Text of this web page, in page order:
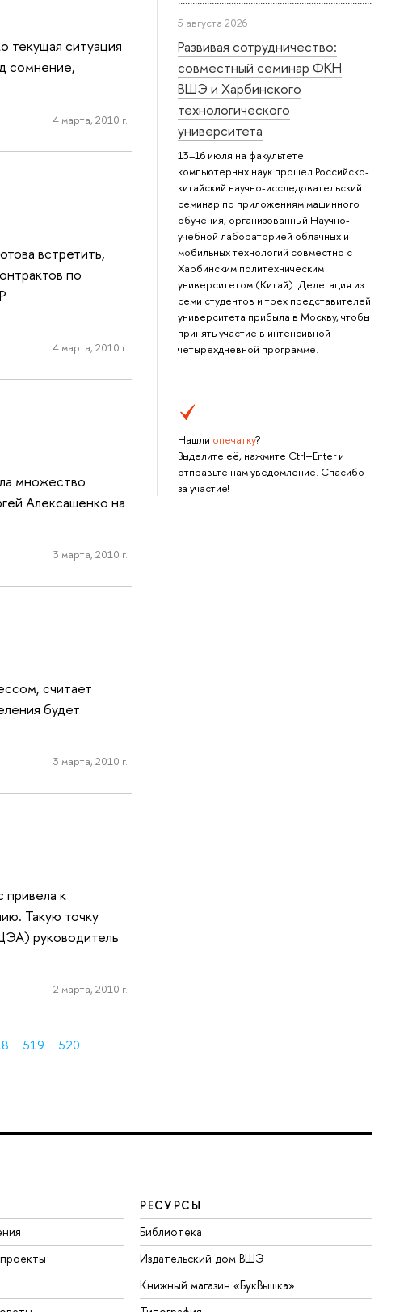
5 августа 2026
Развивая сотрудничество:
совместный семинар ФКН
ВШЭ и Харбинского
технологического
университета
13–16 июля на факультете
компьютерных наук прошел Российско-
китайский научно-исследовательский
семинар по приложениям машинного
обучения, организованный Научно-
учебной лабораторией облачных и
мобильных технологий совместно с
Харбинским политехническим
университетом (Китай). Делегация из
семи студентов и трех представителей
университета прибыла в Москву, чтобы
принять участие в интенсивной
четырехдневной программе.
Нашли опечатку?
Выделите её, нажмите Ctrl+Enter и
отправьте нам уведомление. Спасибо
за участие!
текущая ситуация
сомнение,
4 марта, 2010 г.
встретить,
по
4 марта, 2010 г.
множество
Алексашенко на
3 марта, 2010 г.
считает
будет
3 марта, 2010 г.
привела к
Такую точку
руководитель
2 марта, 2010 г.
519
520
РЕСУРСЫ
Библиотека
Издательский дом ВШЭ
Книжный магазин «БукВышка»